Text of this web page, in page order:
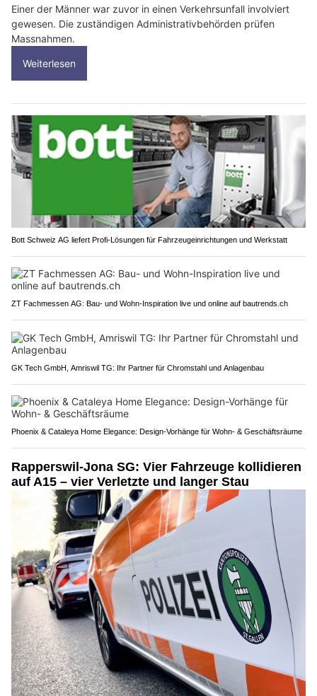
Einer der Männer war zuvor in einen Verkehrsunfall involviert
gewesen. Die zuständigen Administrativbehörden prüfen
Massnahmen.
Weiterlesen
Bott Schweiz AG liefert Profi-Lösungen für Fahrzeugeinrichtungen und Werkstatt
ZT Fachmessen AG: Bau- und Wohn-Inspiration live und online auf bautrends.ch
GK Tech GmbH, Amriswil TG: Ihr Partner für Chromstahl und Anlagenbau
Phoenix & Cataleya Home Elegance: Design-Vorhänge für Wohn- & Geschäftsräume
Rapperswil-Jona SG: Vier Fahrzeuge kollidieren
auf A15 – vier Verletzte und langer Stau